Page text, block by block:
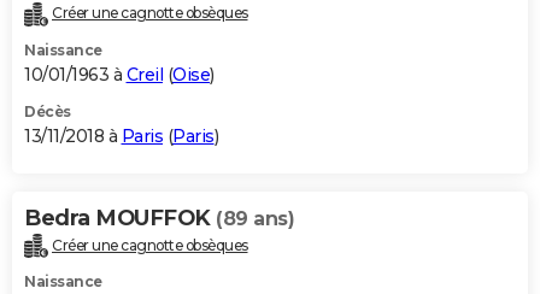
Créer une cagnotte obsèques
Naissance
10/01/1963 à Creil (Oise)
Décès
13/11/2018 à Paris (Paris)
Bedra MOUFFOK (89 ans)
Créer une cagnotte obsèques
Naissance